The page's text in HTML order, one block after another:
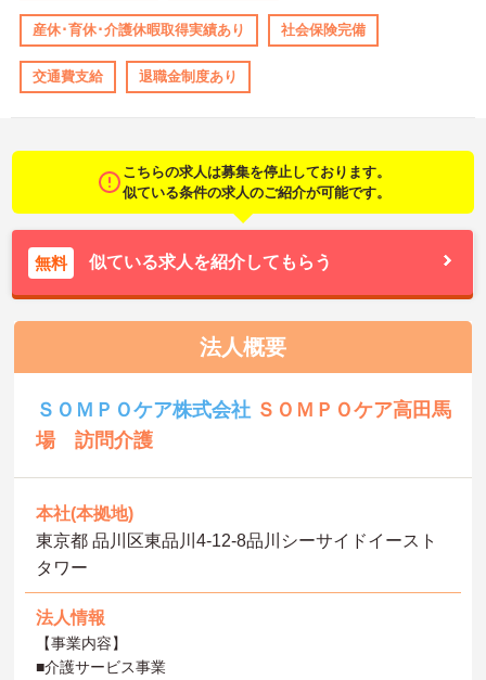
産休･育休･介護休暇取得実績あり 社会保険完備
交通費支給 退職金制度あり
こちらの求人は募集を停止しております。
似ている条件の求人のご紹介が可能です。
無料 似ている求人を紹介してもらう
法人概要
ＳＯＭＰＯケア株式会社 ＳＯＭＰＯケア高田馬
場 訪問介護
本社(本拠地)
東京都 品川区東品川4-12-8品川シーサイドイースト
タワー
法人情報
【事業内容】
■介護サービス事業